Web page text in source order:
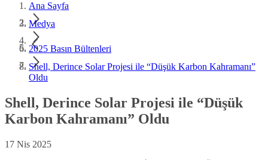
Ana Sayfa
Medya
2025 Basın Bültenleri
Shell, Derince Solar Projesi ile “Düşük Karbon Kahramanı”
Oldu
Shell, Derince Solar Projesi ile “Düşük
Karbon Kahramanı” Oldu
17 Nis 2025